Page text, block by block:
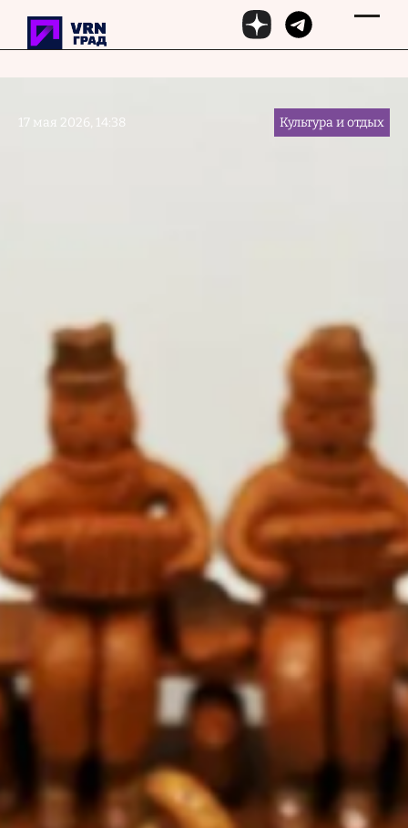
Перейти к основному содержанию
17 мая 2026, 14:38 Культура и отдых